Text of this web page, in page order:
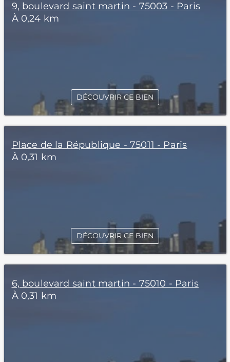
9, boulevard saint martin - 75003 - Paris
À 0,24 km
DÉCOUVRIR CE BIEN
Place de la République - 75011 - Paris
À 0,31 km
DÉCOUVRIR CE BIEN
6, boulevard saint martin - 75010 - Paris
À 0,31 km